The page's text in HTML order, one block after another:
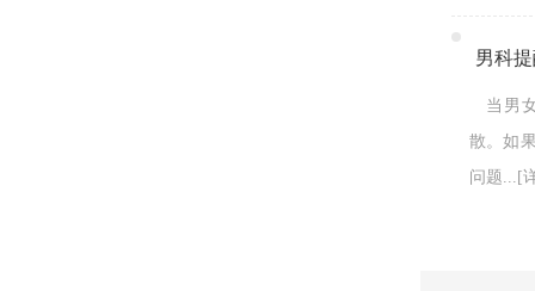
男科
当男女
散。如
问题... [